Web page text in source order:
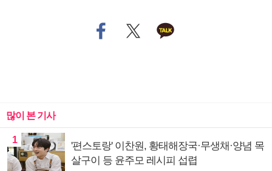
많이 본 기사
1
'편스토랑' 이찬원, 황태해장국·무생채·양념 목
살구이 등 윤주모 레시피 섭렵